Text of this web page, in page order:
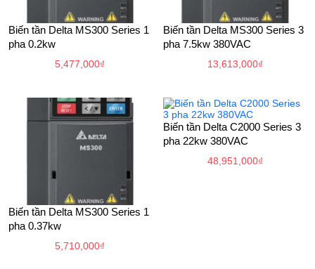
Biến tần Delta MS300 Series 1
pha 0.2kw
5,477,000₫
Biến tần Delta MS300 Series 3
pha 7.5kw 380VAC
13,613,000₫
Biến tần Delta MS300 Series 1
pha 0.37kw
5,710,000₫
Biến tần Delta C2000 Series 3
pha 22kw 380VAC
48,951,000₫